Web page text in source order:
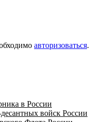
авторизоваться.
в России
войск России